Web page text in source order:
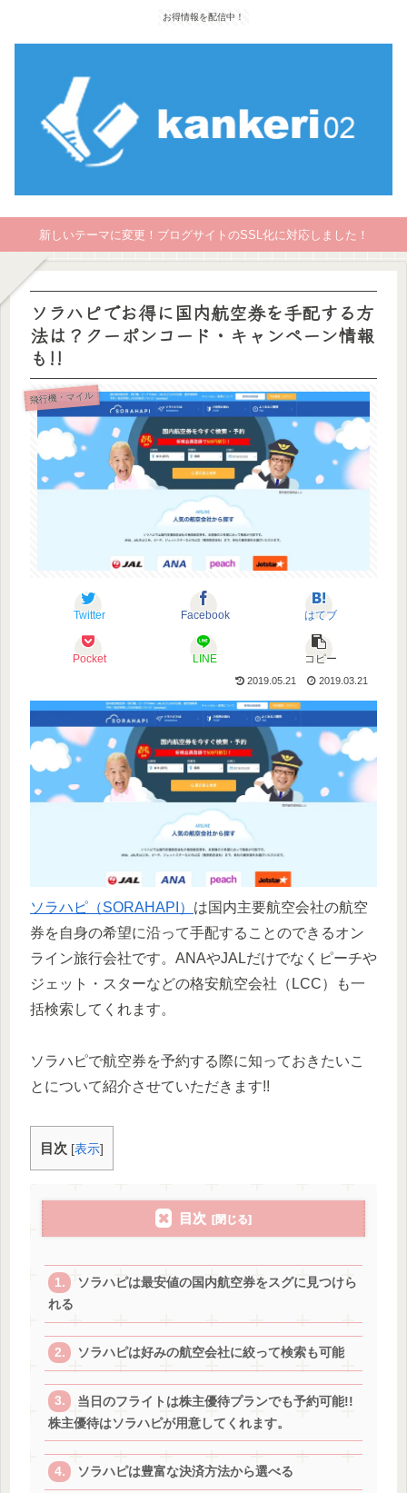
お得情報を配信中！
新しいテーマに変更！ブログサイトのSSL化に対応しました！
ソラハピでお得に国内航空券を手配する方
法は？クーポンコード・キャンペーン情報
も!!
飛行機・マイル
Twitter Facebook はてブ
Pocket LINE コピー
2019.05.21 2019.03.21
ソラハピ（SORAHAPI） は国内主要航空会社の航空
券を自身の希望に沿って手配することのできるオン
ライン旅行会社です。ANAやJALだけでなくピーチや
ジェット・スターなどの格安航空会社（LCC）も一
括検索してくれます。
ソラハピで航空券を予約する際に知っておきたいこ
とについて紹介させていただきます!!
目次 [表示]
目次
ソラハピは最安値の国内航空券をスグに見つけら
れる
ソラハピは好みの航空会社に絞って検索も可能
当日のフライトは株主優待プランでも予約可能!!
株主優待はソラハピが用意してくれます。
ソラハピは豊富な決済方法から選べる